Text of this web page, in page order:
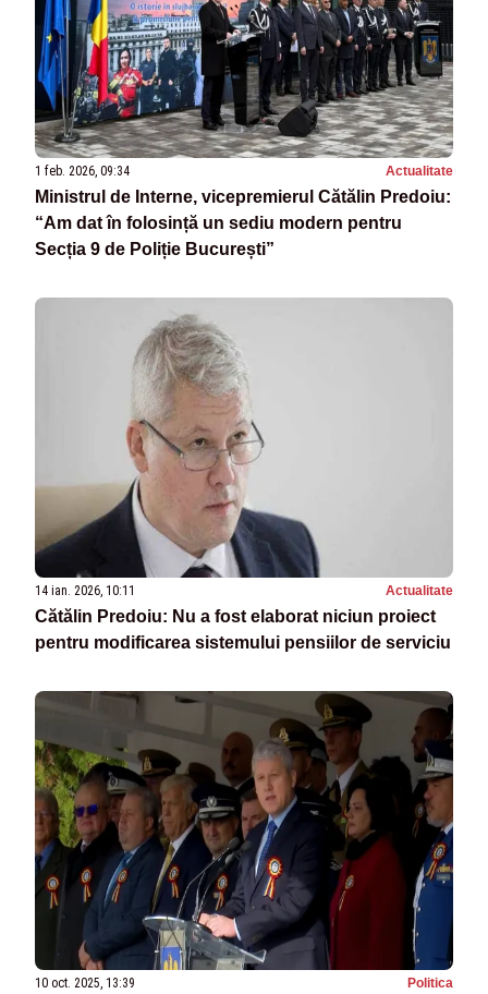
1 feb. 2026, 09:34 Actualitate
Ministrul de Interne, vicepremierul Cătălin Predoiu:
“Am dat în folosință un sediu modern pentru
Secția 9 de Poliție București”
14 ian. 2026, 10:11 Actualitate
Cătălin Predoiu: Nu a fost elaborat niciun proiect
pentru modificarea sistemului pensiilor de serviciu
10 oct. 2025, 13:39 Politica